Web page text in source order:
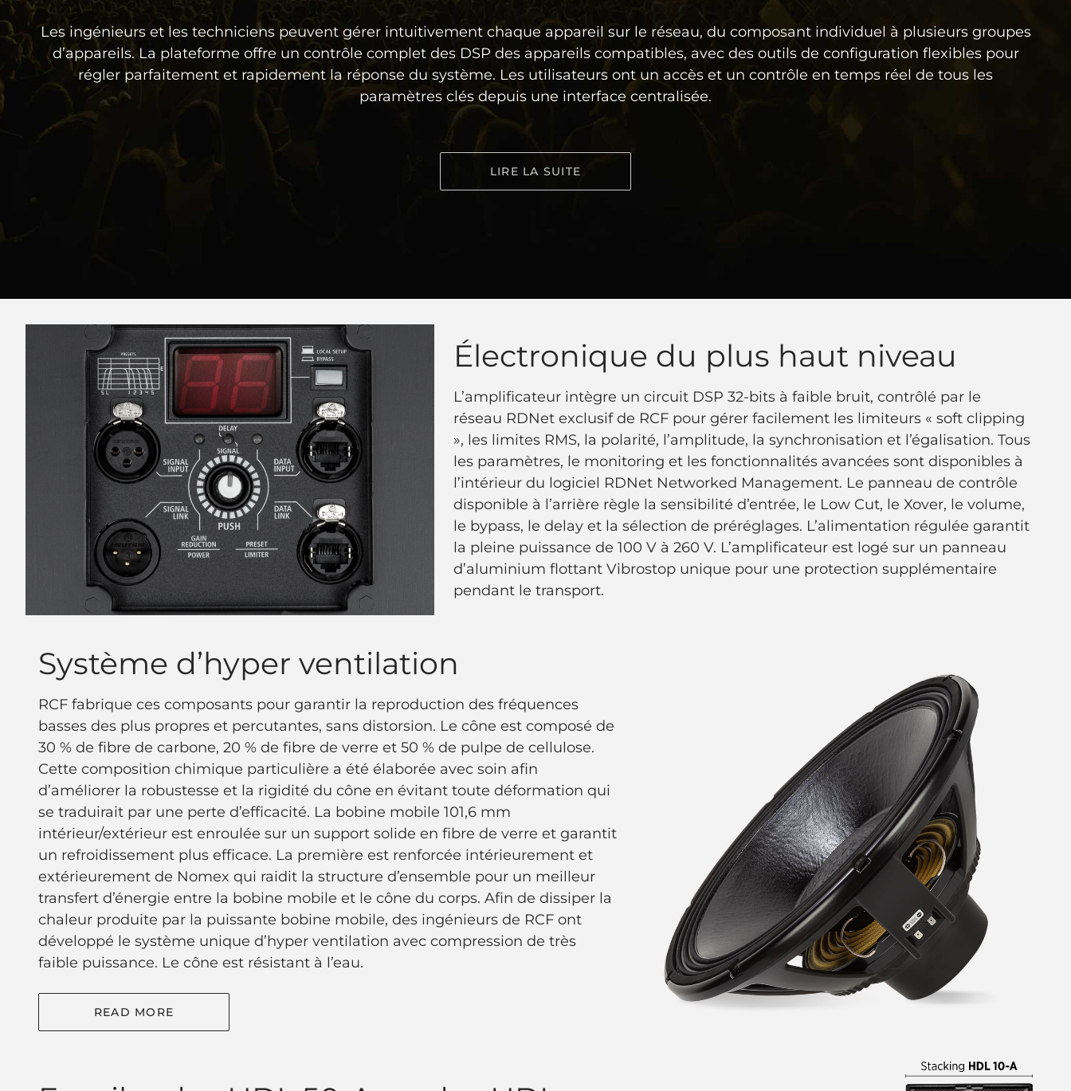
Les ingénieurs et les techniciens peuvent gérer intuitivement chaque appareil sur le réseau, du composant individuel à plusieurs groupes
d’appareils. La plateforme offre un contrôle complet des DSP des appareils compatibles, avec des outils de configuration flexibles pour
régler parfaitement et rapidement la réponse du système. Les utilisateurs ont un accès et un contrôle en temps réel de tous les
paramètres clés depuis une interface centralisée.
LIRE LA SUITE
Électronique du plus haut niveau
L’amplificateur intègre un circuit DSP 32-bits à faible bruit, contrôlé par le
réseau RDNet exclusif de RCF pour gérer facilement les limiteurs « soft clipping
», les limites RMS, la polarité, l’amplitude, la synchronisation et l’égalisation. Tous
les paramètres, le monitoring et les fonctionnalités avancées sont disponibles à
l’intérieur du logiciel RDNet Networked Management. Le panneau de contrôle
disponible à l’arrière règle la sensibilité d’entrée, le Low Cut, le Xover, le volume,
le bypass, le delay et la sélection de préréglages. L’alimentation régulée garantit
la pleine puissance de 100 V à 260 V. L’amplificateur est logé sur un panneau
d’aluminium flottant Vibrostop unique pour une protection supplémentaire
pendant le transport.
Système d’hyper ventilation
RCF fabrique ces composants pour garantir la reproduction des fréquences
basses des plus propres et percutantes, sans distorsion. Le cône est composé de
30 % de fibre de carbone, 20 % de fibre de verre et 50 % de pulpe de cellulose.
Cette composition chimique particulière a été élaborée avec soin afin
d’améliorer la robustesse et la rigidité du cône en évitant toute déformation qui
se traduirait par une perte d’efficacité. La bobine mobile 101,6 mm
intérieur/extérieur est enroulée sur un support solide en fibre de verre et garantit
un refroidissement plus efficace. La première est renforcée intérieurement et
extérieurement de Nomex qui raidit la structure d’ensemble pour un meilleur
transfert d’énergie entre la bobine mobile et le cône du corps. Afin de dissiper la
chaleur produite par la puissante bobine mobile, des ingénieurs de RCF ont
développé le système unique d’hyper ventilation avec compression de très
faible puissance. Le cône est résistant à l’eau.
READ MORE